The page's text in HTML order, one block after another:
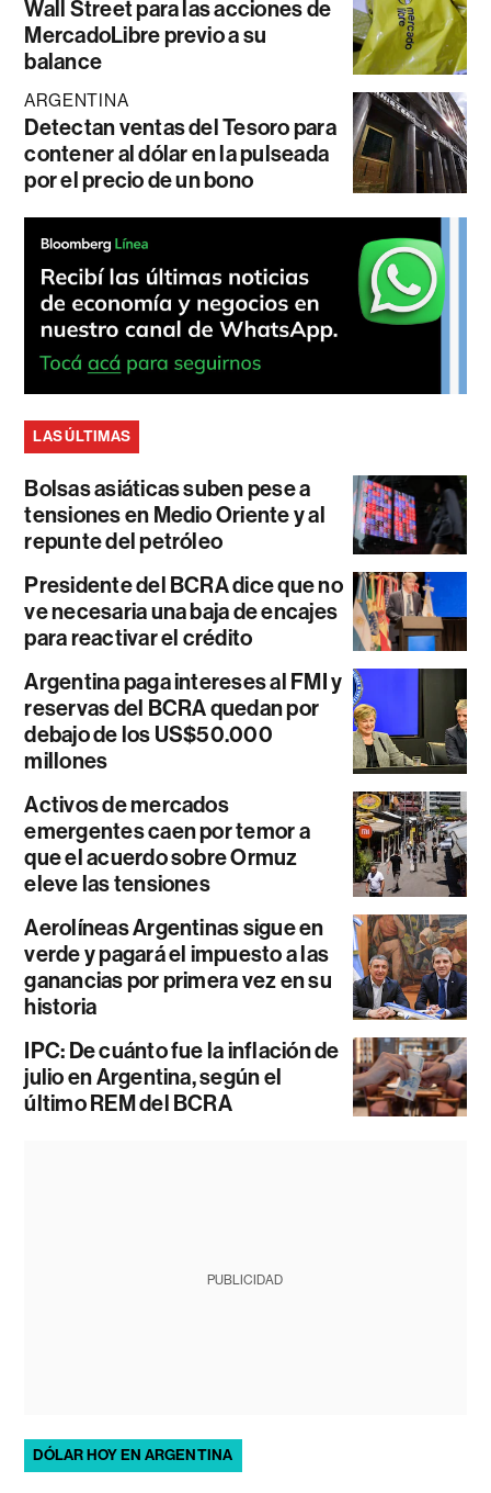
Wall Street para las acciones de
MercadoLibre previo a su
balance
ARGENTINA
Detectan ventas del Tesoro para
contener al dólar en la pulseada
por el precio de un bono
LAS ÚLTIMAS
Bolsas asiáticas suben pese a
tensiones en Medio Oriente y al
repunte del petróleo
Presidente del BCRA dice que no
ve necesaria una baja de encajes
para reactivar el crédito
Argentina paga intereses al FMI y
reservas del BCRA quedan por
debajo de los US$50.000
millones
Activos de mercados
emergentes caen por temor a
que el acuerdo sobre Ormuz
eleve las tensiones
Aerolíneas Argentinas sigue en
verde y pagará el impuesto a las
ganancias por primera vez en su
historia
IPC: De cuánto fue la inflación de
julio en Argentina, según el
último REM del BCRA
PUBLICIDAD
DÓLAR HOY EN ARGENTINA